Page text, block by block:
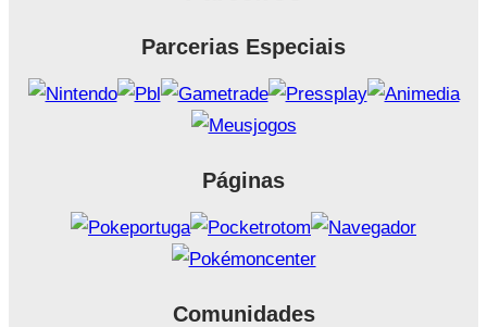
Parcerias Especiais
Páginas
Comunidades